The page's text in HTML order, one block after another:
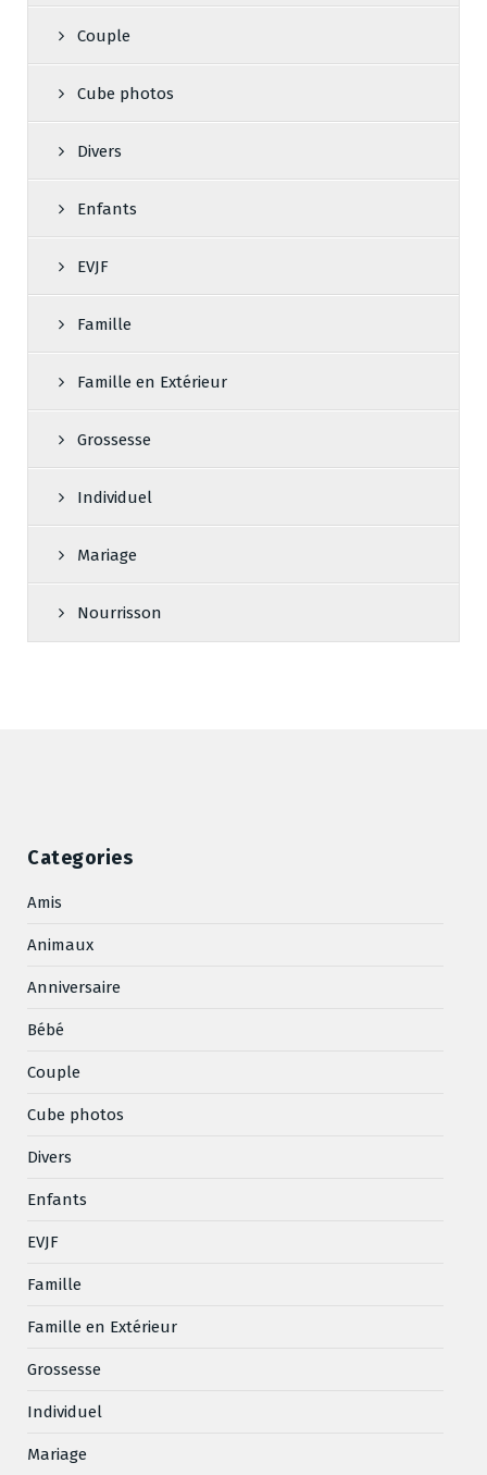
Couple
Cube photos
Divers
Enfants
EVJF
Famille
Famille en Extérieur
Grossesse
Individuel
Mariage
Nourrisson
Categories
Amis
Animaux
Anniversaire
Bébé
Couple
Cube photos
Divers
Enfants
EVJF
Famille
Famille en Extérieur
Grossesse
Individuel
Mariage